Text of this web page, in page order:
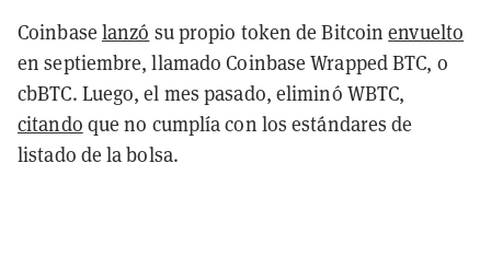
Coinbase lanzó su propio token de Bitcoinenvuelto
en septiembre, llamado Coinbase Wrapped BTC, o
cbBTC. Luego, el mes pasado, eliminó WBTC,
citando que no cumplía con los estándares de
listado de la bolsa.